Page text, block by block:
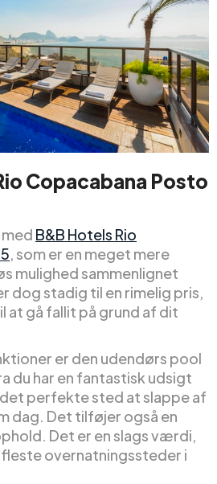
Copacabana Posto
B&B Hotels Rio
, som er en meget mere
mulighed sammenlignet
dog stadig til en rimelig pris,
at gå fallit på grund af dit
er den udendørs pool
du har en fantastisk udsigt
perfekte sted at slappe af
dag. Det tilføjer også en
Det er en slags værdi,
overnatningssteder i